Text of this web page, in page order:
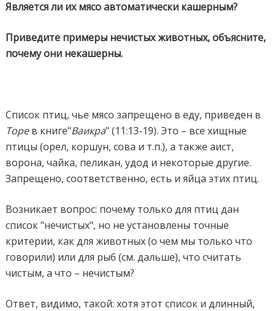
Является ли их мясо автоматически кашерным?
Приведите примеры нечистых животных, объясните,
почему они некашерны.
Список птиц, чье мясо запрещено в еду, приведен в
Торев книге"Ваикра" (11:13-19). Это – все хищные
птицы (орел, коршун, сова и т.п.), а также аист,
ворона, чайка, пеликан, удод и некоторые другие.
Запрещено, соответственно, есть и яйца этих птиц.
Возникает вопрос: почему только для птиц дан
список "нечистых", но не установлены точные
критерии, как для животных (о чем мы только что
говорили) или для рыб (см. дальше), что считать
чистым, а что – нечистым?
Ответ, видимо, такой: хотя этот список и длинный,